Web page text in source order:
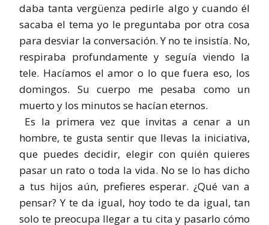
daba tanta vergüenza pedirle algo y cuando él
sacaba el tema yo le preguntaba por otra cosa
para desviar la conversación. Y no te insistía. No,
respiraba profundamente y seguía viendo la
tele. Hacíamos el amor o lo que fuera eso, los
domingos. Su cuerpo me pesaba como un
muerto y los minutos se hacían eternos.
Es la primera vez que invitas a cenar a un
hombre, te gusta sentir que llevas la iniciativa,
que puedes decidir, elegir con quién quieres
pasar un rato o toda la vida. No se lo has dicho
a tus hijos aún, prefieres esperar. ¿Qué van a
pensar? Y te da igual, hoy todo te da igual, tan
solo te preocupa llegar a tu cita y pasarlo cómo